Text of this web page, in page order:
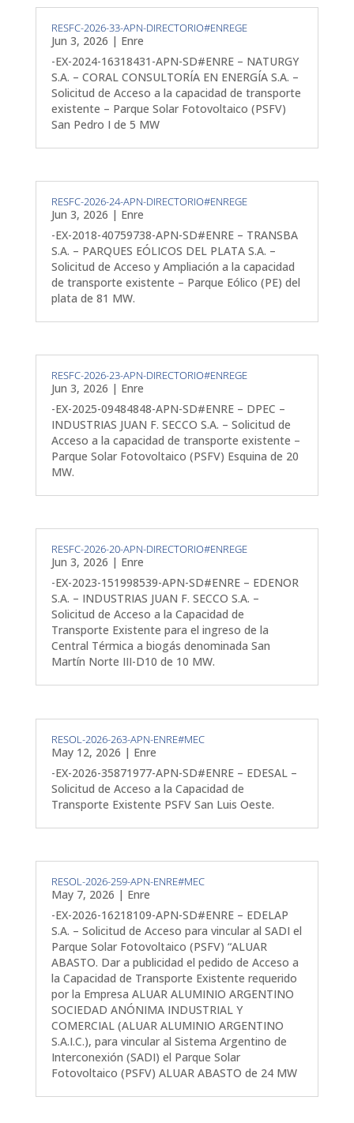
RESFC-2026-33-APN-DIRECTORIO#ENREGE
Jun 3, 2026 | Enre
-EX-2024-16318431-APN-SD#ENRE – NATURGY
S.A. – CORAL CONSULTORÍA EN ENERGÍA S.A. –
Solicitud de Acceso a la capacidad de transporte
existente – Parque Solar Fotovoltaico (PSFV)
San Pedro I de 5 MW
RESFC-2026-24-APN-DIRECTORIO#ENREGE
Jun 3, 2026 | Enre
-EX-2018-40759738-APN-SD#ENRE – TRANSBA
S.A. – PARQUES EÓLICOS DEL PLATA S.A. –
Solicitud de Acceso y Ampliación a la capacidad
de transporte existente – Parque Eólico (PE) del
plata de 81 MW.
RESFC-2026-23-APN-DIRECTORIO#ENREGE
Jun 3, 2026 | Enre
-EX-2025-09484848-APN-SD#ENRE – DPEC –
INDUSTRIAS JUAN F. SECCO S.A. – Solicitud de
Acceso a la capacidad de transporte existente –
Parque Solar Fotovoltaico (PSFV) Esquina de 20
MW.
RESFC-2026-20-APN-DIRECTORIO#ENREGE
Jun 3, 2026 | Enre
-EX-2023-151998539-APN-SD#ENRE – EDENOR
S.A. – INDUSTRIAS JUAN F. SECCO S.A. –
Solicitud de Acceso a la Capacidad de
Transporte Existente para el ingreso de la
Central Térmica a biogás denominada San
Martín Norte III-D10 de 10 MW.
RESOL-2026-263-APN-ENRE#MEC
May 12, 2026 | Enre
-EX-2026-35871977-APN-SD#ENRE – EDESAL –
Solicitud de Acceso a la Capacidad de
Transporte Existente PSFV San Luis Oeste.
RESOL-2026-259-APN-ENRE#MEC
May 7, 2026 | Enre
-EX-2026-16218109-APN-SD#ENRE – EDELAP
S.A. – Solicitud de Acceso para vincular al SADI el
Parque Solar Fotovoltaico (PSFV) “ALUAR
ABASTO. Dar a publicidad el pedido de Acceso a
la Capacidad de Transporte Existente requerido
por la Empresa ALUAR ALUMINIO ARGENTINO
SOCIEDAD ANÓNIMA INDUSTRIAL Y
COMERCIAL (ALUAR ALUMINIO ARGENTINO
S.A.I.C.), para vincular al Sistema Argentino de
Interconexión (SADI) el Parque Solar
Fotovoltaico (PSFV) ALUAR ABASTO de 24 MW